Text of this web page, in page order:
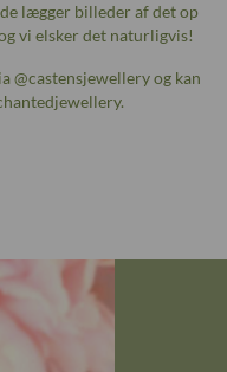
lægger billeder af det op
vi elsker det naturligvis!
@castensjewellery og kan